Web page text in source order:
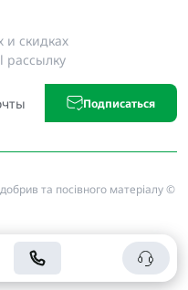
и скидках
Подписаться
та посівного матеріалу ©